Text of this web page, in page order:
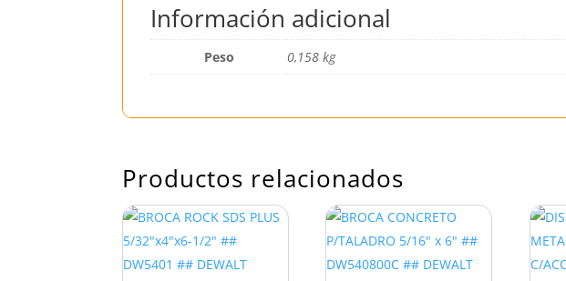
Información adicional
Peso 0,158 kg
Productos relacionados